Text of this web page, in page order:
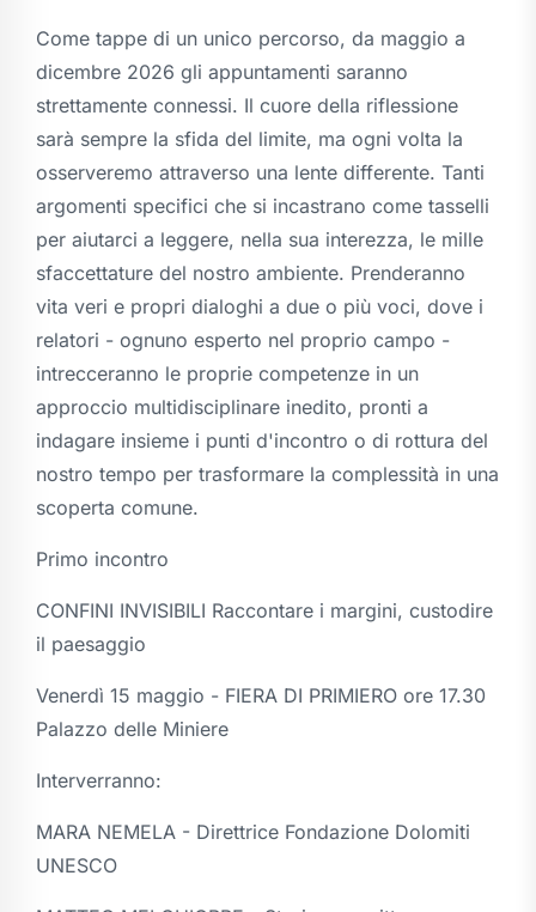
Come tappe di un unico percorso, da maggio a
dicembre 2026 gli appuntamenti saranno
strettamente connessi. Il cuore della riflessione
sarà sempre la sfida del limite, ma ogni volta la
osserveremo attraverso una lente differente. Tanti
argomenti specifici che si incastrano come tasselli
per aiutarci a leggere, nella sua interezza, le mille
sfaccettature del nostro ambiente. Prenderanno
vita veri e propri dialoghi a due o più voci, dove i
relatori - ognuno esperto nel proprio campo -
intrecceranno le proprie competenze in un
approccio multidisciplinare inedito, pronti a
indagare insieme i punti d'incontro o di rottura del
nostro tempo per trasformare la complessità in una
scoperta comune.
Primo incontro
CONFINI INVISIBILI Raccontare i margini, custodire
il paesaggio
Venerdì 15 maggio - FIERA DI PRIMIERO ore 17.30
Palazzo delle Miniere
Interverranno:
MARA NEMELA - Direttrice Fondazione Dolomiti
UNESCO